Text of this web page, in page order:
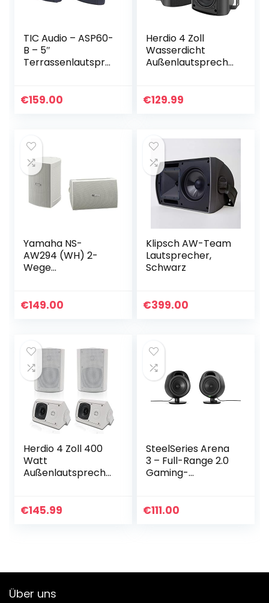
TIC Audio – ASP60-
B – 5″
Terrassenlautspre
Innenbereich –
€159.00
Herdio 4 Zoll
Wasserdicht
Außenlautspreche
Garten, Terrasse,
€129.99
Yamaha NS-
AW294 (WH) 2-
Wege
87dB) weiß
€149.00
Klipsch AW-Team
Lautsprecher,
Schwarz
€399.00
Herdio 4 Zoll 400
Watt
Außenlautspreche
Outdoor Indoor
€145.99
SteelSeries Arena
3 – Full-Range 2.0
Gaming-
Intuitive Bedienung
€111.00
Über uns